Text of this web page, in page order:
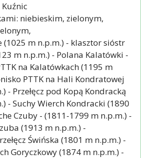
Kuźnic
niebieskim, zielonym,
(1025 m n.p.m.) - klasztor sióstr
m n.p.m.) - Polana Kalatówki -
na Kalatówkach (1195 m
PTTK na Hali Kondratowej
- Przełęcz pod Kopą Kondracką
- Suchy Wierch Kondracki (1890
Czuby - (1811-1799 m n.p.m.) -
(1913 m n.p.m.) -
Świńska (1801 m n.p.m.) -
Goryczkowy (1874 m n.p.m.) -